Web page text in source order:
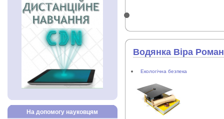
На допомогу науковцям
Водянка Віра
Екологічна безпека